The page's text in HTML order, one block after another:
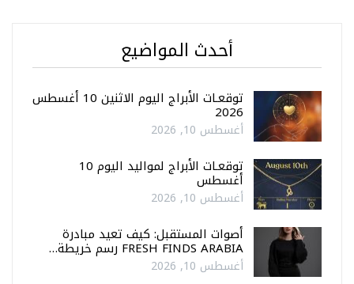
أحدث المواضيع
توقعـات الأبراج اليوم الاثنين 10 أغسطس
2026
أغسطس 10, 2026
توقعـات الأبراج لمواليد اليوم 10
أغسطس
أغسطس 10, 2026
أصوات المستقبل: كيف تعيد مبادرة
FRESH FINDS ARABIA رسم خريطة…
أغسطس 10, 2026